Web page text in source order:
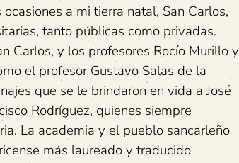
a mi tierra natal, San Carlos,
tanto públicas como privadas.
Carlos, y los profesores Rocío Murillo y
el profesor Gustavo Salas de la
que se le brindaron en vida a José
Rodríguez, quienes siempre
La academia y el pueblo sancarleño
más laureado y traducido